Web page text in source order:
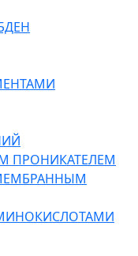
ПРОНИКАТЕЛЕМ